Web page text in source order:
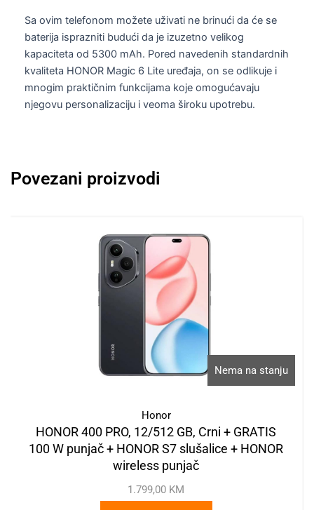
Sa ovim telefonom možete uživati ne brinući da će se
baterija isprazniti budući da je izuzetno velikog
kapaciteta od 5300 mAh. Pored navedenih standardnih
kvaliteta HONOR Magic 6 Lite uređaja, on se odlikuje i
mnogim praktičnim funkcijama koje omogućavaju
njegovu personalizaciju i veoma široku upotrebu.
Povezani proizvodi
Nema na stanju
Honor
HONOR 400 PRO, 12/512 GB, Crni + GRATIS
100 W punjač + HONOR S7 slušalice + HONOR
wireless punjač
1.799,00 KM